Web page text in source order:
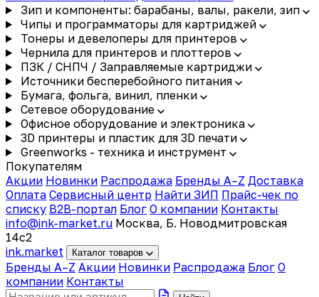
Зип и компоненты: барабаны, валы, ракели, зип
Чипы и программаторы для картриджей
Тонеры и девелоперы для принтеров
Чернила для принтеров и плоттеров
ПЗК / СНПЧ / Заправляемые картриджи
Источники бесперебойного питания
Бумага, фольга, винил, пленки
Сетевое оборудование
Офисное оборудование и электроника
3D принтеры и пластик для 3D печати
Greenworks - техника и инструмент
Покупателям
Акции Новинки Распродажа Бренды A–Z Доставка
Оплата Сервисный центр Найти ЗИП Прайс-чек по
списку B2B-портал Блог О компании Контакты
info@ink-market.ru Москва, Б. Новодмитровская
14с2
ink.market Каталог товаров
Бренды A–Z Акции Новинки Распродажа Блог О
компании Контакты